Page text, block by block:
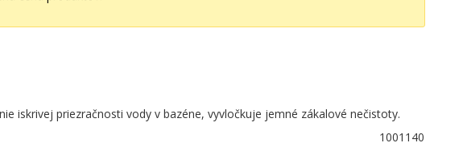
iskrivej priezračnosti vody v bazéne, vyvločkuje jemné zákalové nečistoty.
1001140